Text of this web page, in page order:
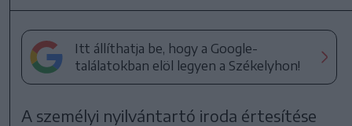
Itt állíthatja be, hogy a Google-
találatokban elöl legyen a Székelyhon!
A személyi nyilvántartó iroda értesítése